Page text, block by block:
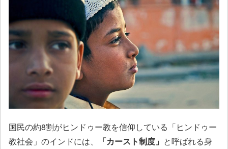
国民の約8割がヒンドゥー教を信仰している「ヒンドゥー
教社会」のインドには、
「カースト制度」 と呼ばれる身